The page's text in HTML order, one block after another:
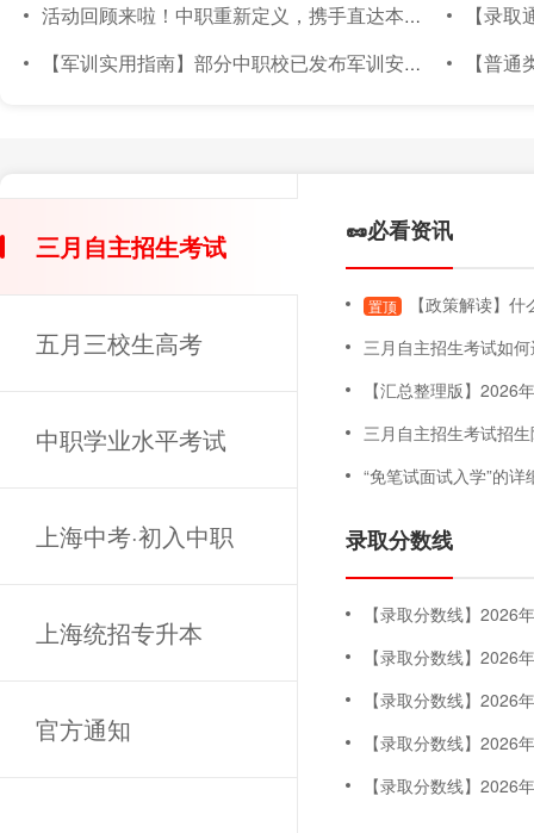
活动回顾来啦！中职重新定义，携手直达本科｜2026年度针对上海准中职新生线下升学宣讲会圆满落幕
【录取通
【军训实用指南】部分中职校已发布军训安排！军训倒计时～上海中职新生军训实用指南，必备物品、注意事项都在这！
【普通类专场已
三月自主招生考试
五月三校生高考
中职学业水平考试
上海中考·初入中职
上海统招专升本
官方通知
🥜必看资讯
置顶
【政策解读】什
三月自主招生考试如
【汇总整理版】2026年上海三月自主招
三月自主招生考试招
“免笔试面试入学”的详
录取分数线
【录取分数线】2026年专科
【录取分数线】2026
【录取分数线】2026
【录取分数线】2026
【录取分数线】2026